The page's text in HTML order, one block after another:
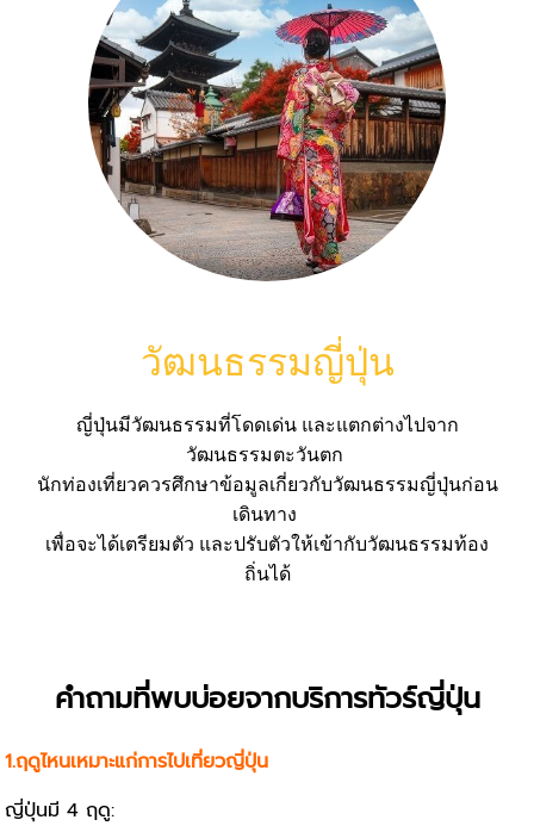
วัฒนธรรมญี่ปุ่น
ญี่ปุ่นมีวัฒนธรรมที่โดดเด่น และแตกต่างไปจาก
วัฒนธรรมตะวันตก
นักท่องเที่ยวควรศึกษาข้อมูลเกี่ยวกับวัฒนธรรมญี่ปุ่นก่อน
เดินทาง
เพื่อจะได้เตรียมตัว และปรับตัวให้เข้ากับวัฒนธรรมท้อง
ถิ่นได้
คำถามที่พบบ่อยจากบริการทัวร์ญี่ปุ่น
1.ฤดูไหนเหมาะแก่การไปเที่ยวญี่ปุ่น
ญี่ปุ่นมี 4 ฤดู: